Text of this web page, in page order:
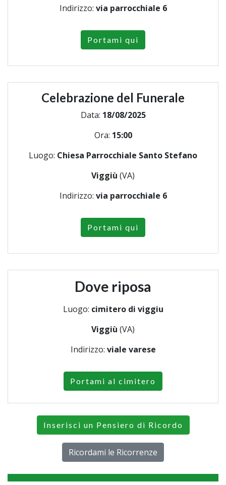
Indirizzo: via parrocchiale 6
Portami qui
Celebrazione del Funerale
Data: 18/08/2025
Ora: 15:00
Luogo: Chiesa Parrocchiale Santo Stefano
Viggiù (VA)
Indirizzo: via parrocchiale 6
Portami qui
Dove riposa
Luogo: cimitero di viggiu
Viggiù (VA)
Indirizzo: viale varese
Portami al cimitero
Inserisci un Pensiero di Ricordo
Ricordami le Ricorrenze